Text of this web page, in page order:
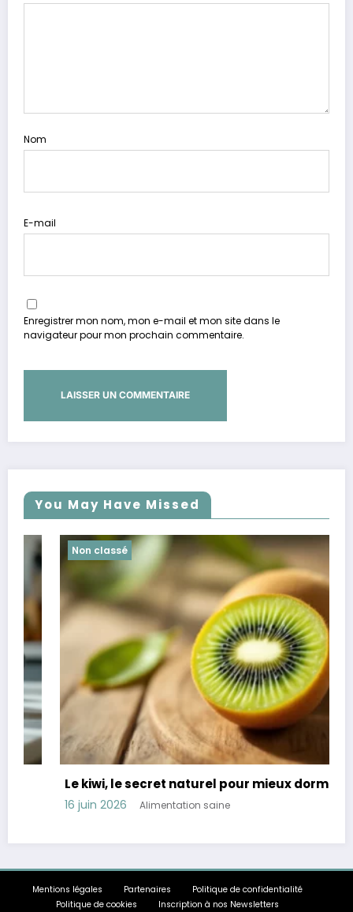
Nom
E-mail
Enregistrer mon nom, mon e-mail et mon site dans le
navigateur pour mon prochain commentaire.
You May Have Missed
Non classé
Le kiwi, le secret naturel pour mieux dormir
16 juin 2026 Alimentation saine
Mentions légales Partenaires
Politique de confidentialité
Politique de cookies
Inscription à nos Newsletters